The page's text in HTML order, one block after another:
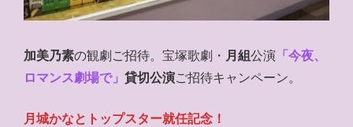
加美乃素の観劇ご招待。宝塚歌劇・ 月組公演 「今夜、
ロマンス劇場で」 貸切公演ご招待キャンペーン。
月城かなとトップスター就任記念！